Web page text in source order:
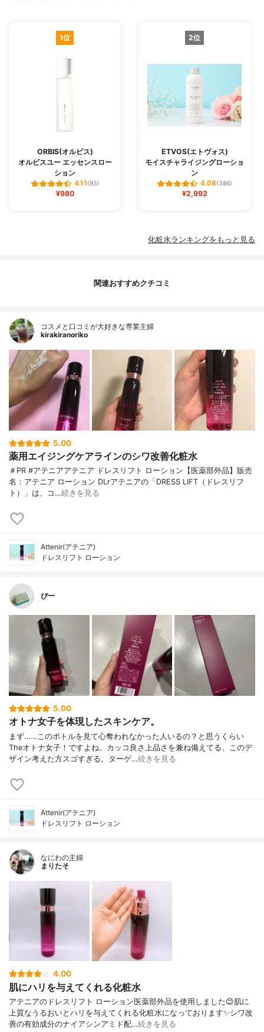
1位
ORBIS(オルビス)
オルビスユー エッセンスロー
ション
4.11(93)
¥980
2位
ETVOS(エトヴォス)
モイスチャライジングローショ
ン
4.08(386)
¥2,992
化粧水ランキングをもっと見る
関連おすすめクチコミ
コスメと口コミが大好きな専業主婦
kirakiranoriko
5.00
薬用エイジングケアラインのシワ改善化粧水
＃PR #アテニアアテニア ドレスリフト ローション【医薬部外品】販売
名：アテニア ローション DLrアテニアの「DRESS LIFT（ドレスリフ
ト）」は、コ…続きを見る
Attenir(アテニア)
ドレスリフト ローション
ぴー
5.00
オトナ女子を体現したスキンケア。
まず……このボトルを見て心奪われなかった人いるの？と思うくらい
Theオトナ女子！ですよね。カッコ良さ上品さを兼ね備えてる、このデ
ザイン考えた方スゴすぎる。ターゲ…続きを見る
Attenir(アテニア)
ドレスリフト ローション
なにわの主婦
まりたそ
4.00
肌にハリを与えてくれる化粧水
アテニアのドレスリフト ローション医薬部外品を使用しました😊肌に
上質なうるおいとハリを与えてくれる化粧水になっております✨シワ改
善の有効成分のナイアシンアミド配…続きを見る